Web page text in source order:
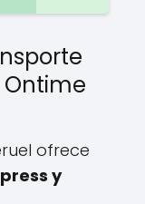
ofrece
y